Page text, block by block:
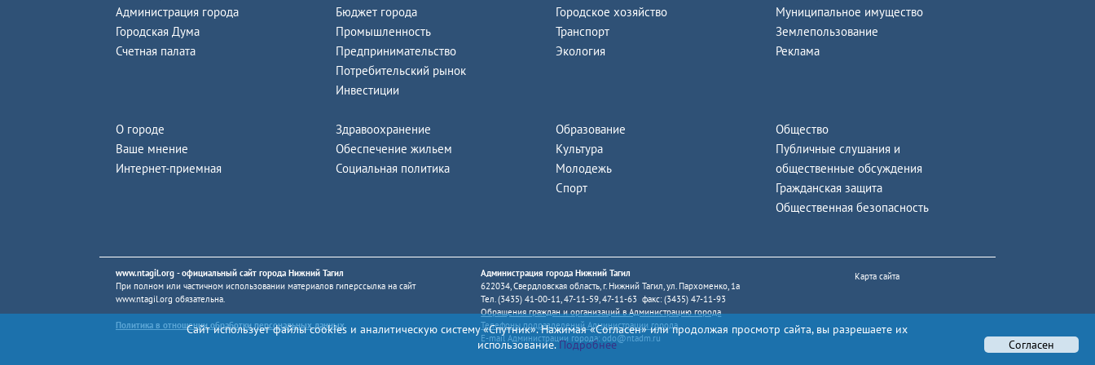
Администрация города
Городская Дума
Счетная палата
Бюджет города
Промышленность
Предпринимательство
Потребительский рынок
Инвестиции
Городское хозяйство
Транспорт
Экология
Муниципальное имущество
Землепользование
Реклама
О городе
Ваше мнение
Интернет-приемная
Здравоохранение
Обеспечение жильем
Социальная политика
Образование
Культура
Молодежь
Спорт
Общество
Публичные слушания и
общественные обсуждения
Гражданская защита
Общественная безопасность
www.ntagil.org - официальный сайт города Нижний Тагил
При полном или частичном использовании материалов гиперссылка на сайт
www.ntagil.org обязательна.
Политика в отношении обработки персональных данных
Администрация города Нижний Тагил
622034, Свердловская область, г. Нижний Тагил, ул. Пархоменко, 1а
Тел. (3435) 41-00-11, 47-11-59, 47-11-63 факс: (3435) 47-11-93
Обращения граждан и организаций в Администрацию города
Телефоны подразделений Администрации города
E-mail Администрации города:odo@ntadm.ru
Карта сайта
Сайт использует файлы cookies и аналитическую систему «Спутник». Нажимая «Согласен» или продолжая просмотр сайта, вы разрешаете их
использование.Подробнее Согласен